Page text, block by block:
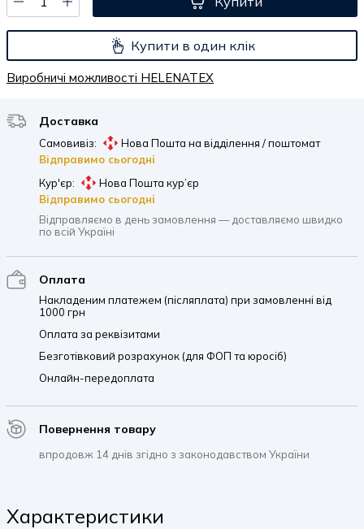
Купити в один клік
Виробничі можливості HELENATEX
Доставка
Самовивіз:
Нова Пошта на відділення / поштомат
Відправимо сьогодні
Кур'єр:
Нова Пошта кур’єр
Відправимо сьогодні
Відправляємо в день замовлення — доставляємо швидко
по всій Україні
Оплата
Накладеним платежем (післяплата) при замовленні від
1000 грн
Оплата за реквізитами
Безготівковий розрахунок (для ФОП та юросіб)
Онлайн-передоплата
Повернення товару
впродовж 14 днів згідно з законодавством України
Характеристики